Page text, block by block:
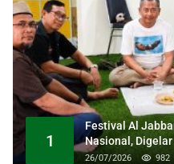
1
Festival Al
Nasional,
Masjid Raya Al
26/07/2026 982